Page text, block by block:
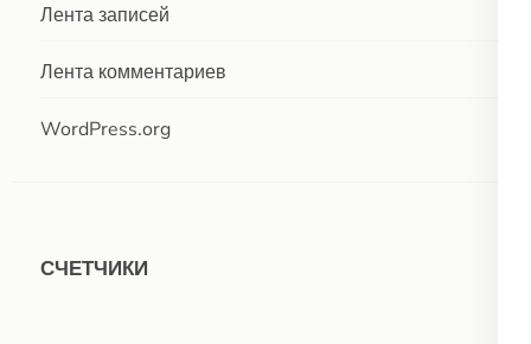
Лента записей
Лента комментариев
WordPress.org
СЧЕТЧИКИ